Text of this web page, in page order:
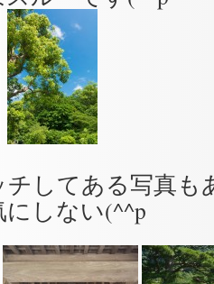
してある写真も
しない(^^p